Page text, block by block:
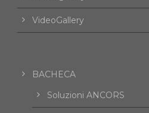
VideoGallery
BACHECA
Soluzioni ANCORS